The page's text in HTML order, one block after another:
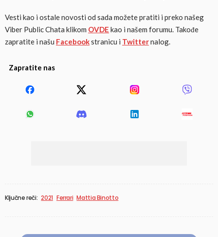
Vesti kao i ostale novosti od sada možete pratiti i preko našeg
Viber Public Chata klikom OVDE kao i našem forumu. Takođe
zapratite i našu Facebookstranicu i Twitternalog.
Zapratite nas
Ključne reči: 2021 Ferrari Mattia Binotto